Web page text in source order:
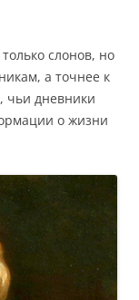
слонов, но
а точнее к
чьи дневники
о жизни